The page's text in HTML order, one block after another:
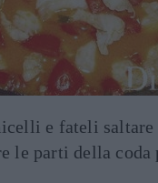
e fateli saltare
le parti della coda